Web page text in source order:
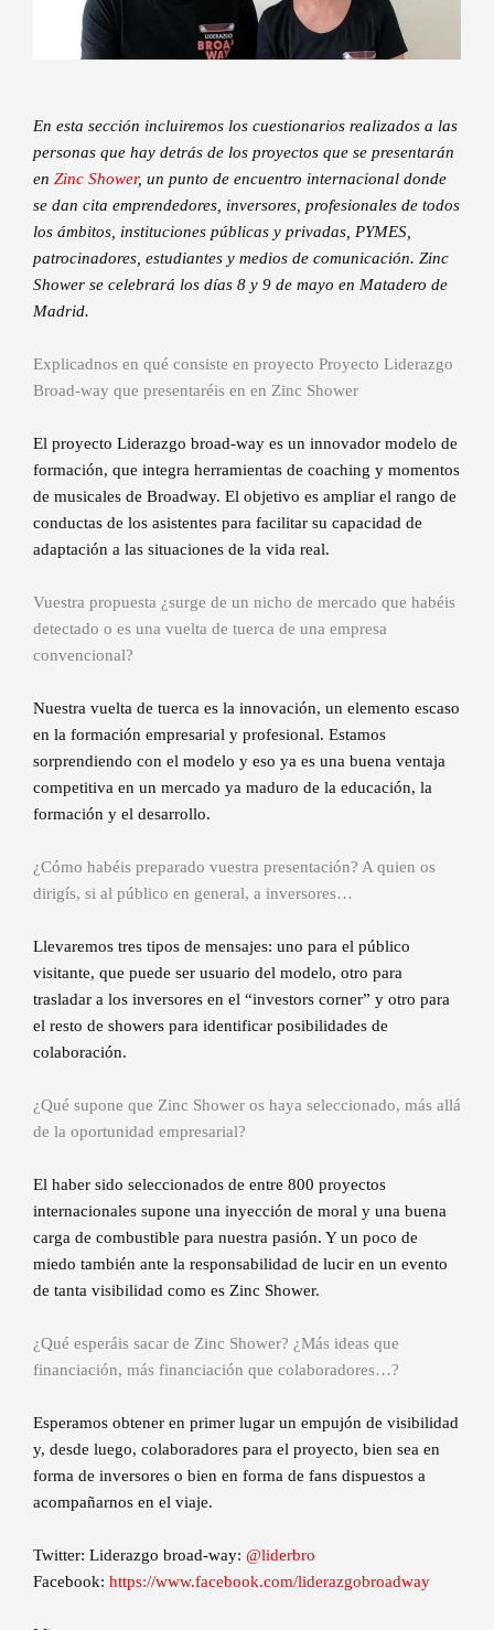
En esta sección incluiremos los cuestionarios realizados a las
personas que hay detrás de los proyectos que se presentarán
en Zinc Shower, un punto de encuentro internacional donde
se dan cita emprendedores, inversores, profesionales de todos
los ámbitos, instituciones públicas y privadas, PYMES,
patrocinadores, estudiantes y medios de comunicación. Zinc
Shower se celebrará los días 8 y 9 de mayo en Matadero de
Madrid.
Explicadnos en qué consiste en proyecto Proyecto Liderazgo
Broad-way que presentaréis en en Zinc Shower
El proyecto Liderazgo broad-way es un innovador modelo de
formación, que integra herramientas de coaching y momentos
de musicales de Broadway. El objetivo es ampliar el rango de
conductas de los asistentes para facilitar su capacidad de
adaptación a las situaciones de la vida real.
Vuestra propuesta ¿surge de un nicho de mercado que habéis
detectado o es una vuelta de tuerca de una empresa
convencional?
Nuestra vuelta de tuerca es la innovación, un elemento escaso
en la formación empresarial y profesional. Estamos
sorprendiendo con el modelo y eso ya es una buena ventaja
competitiva en un mercado ya maduro de la educación, la
formación y el desarrollo.
¿Cómo habéis preparado vuestra presentación? A quien os
dirigís, si al público en general, a inversores…
Llevaremos tres tipos de mensajes: uno para el público
visitante, que puede ser usuario del modelo, otro para
trasladar a los inversores en el “investors corner” y otro para
el resto de showers para identificar posibilidades de
colaboración.
¿Qué supone que Zinc Shower os haya seleccionado, más allá
de la oportunidad empresarial?
El haber sido seleccionados de entre 800 proyectos
internacionales supone una inyección de moral y una buena
carga de combustible para nuestra pasión. Y un poco de
miedo también ante la responsabilidad de lucir en un evento
de tanta visibilidad como es Zinc Shower.
¿Qué esperáis sacar de Zinc Shower? ¿Más ideas que
financiación, más financiación que colaboradores…?
Esperamos obtener en primer lugar un empujón de visibilidad
y, desde luego, colaboradores para el proyecto, bien sea en
forma de inversores o bien en forma de fans dispuestos a
acompañarnos en el viaje.
Twitter: Liderazgo broad-way: @liderbro
Facebook: https://www.facebook.com/liderazgobroadway